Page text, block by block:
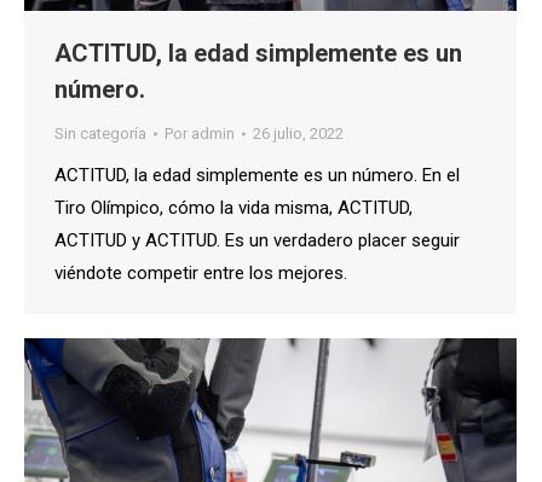
ACTITUD, la edad simplemente es un
número.
Sin categoría Por admin 26 julio, 2022
ACTITUD, la edad simplemente es un número. En el
Tiro Olímpico, cómo la vida misma, ACTITUD,
ACTITUD y ACTITUD. Es un verdadero placer seguir
viéndote competir entre los mejores.